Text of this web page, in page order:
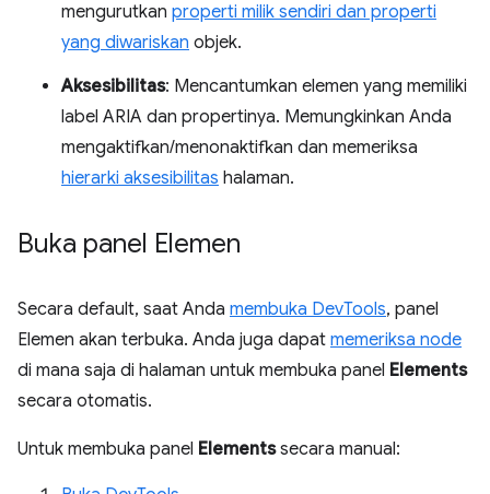
mengurutkan properti milik sendiri dan properti
yang diwariskan objek.
Aksesibilitas: Mencantumkan elemen yang memiliki
label ARIA dan propertinya. Memungkinkan Anda
mengaktifkan/menonaktifkan dan memeriksa
hierarki aksesibilitas halaman.
Buka panel Elemen
Secara default, saat Anda membuka DevTools, panel
Elemen akan terbuka. Anda juga dapat memeriksa node
di mana saja di halaman untuk membuka panel Elements
secara otomatis.
Untuk membuka panel Elementssecara manual: